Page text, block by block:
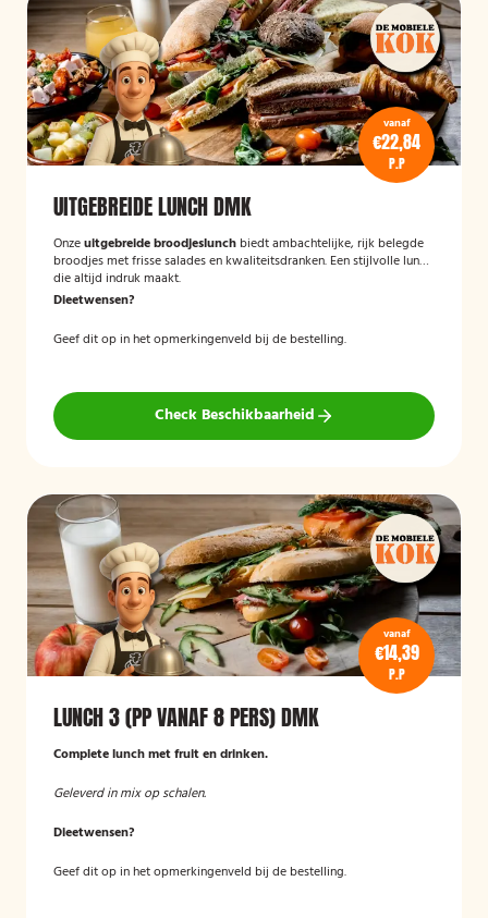
vanaf
€22,84
P.P
UITGEBREIDE LUNCH DMK
Onzeuitgebreide broodjeslunch biedt ambachtelijke, rijk belegde
broodjes met frisse salades en kwaliteitsdranken. Een stijlvolle lunch
die altijd indruk maakt.
Dieetwensen?
Geef dit op in het opmerkingenveld bij de bestelling.
Check Beschikbaarheid
vanaf
€14,39
P.P
LUNCH 3 (PP VANAF 8 PERS) DMK
Complete lunch met fruit en drinken.
Geleverd in mix op schalen.
Dieetwensen?
Geef dit op in het opmerkingenveld bij de bestelling.